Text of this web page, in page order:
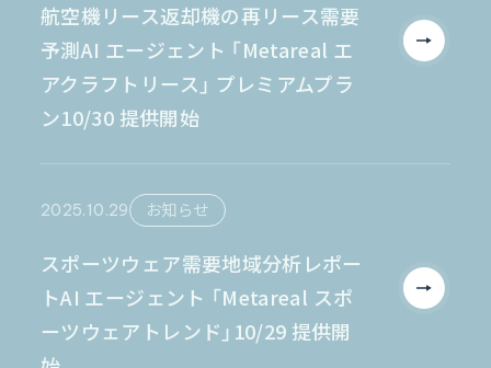
航空機リース返却機の再リース需要
予測AI エージェント 「Metareal エ
アクラフトリース」 プレミアムプラ
ン10/30 提供開始
2025.10.29 お知らせ
スポーツウェア需要地域分析レポー
トAI エージェント 「Metareal スポ
ーツウェアトレンド」10/29 提供開